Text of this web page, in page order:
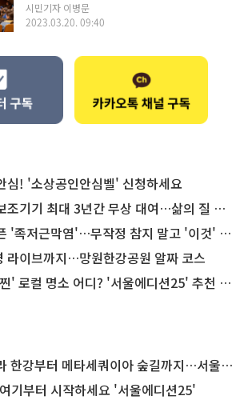
시민기자 이병문
2023.03.20. 09:40
심! '소상공인안심벨' 신청하세요
기기 최대 3년간 무상 대여…삶의 질 높인다
저근막염'…무작정 참지 말고 '이것' 해보세요!
라이브까지…망원한강공원 알짜 코스
로컬 명소 어디? '서울에디션25' 추천 코스
부터 메타세쿼이아 숲길까지…서울둘레길 15코스
기부터 시작하세요 '서울에디션25'